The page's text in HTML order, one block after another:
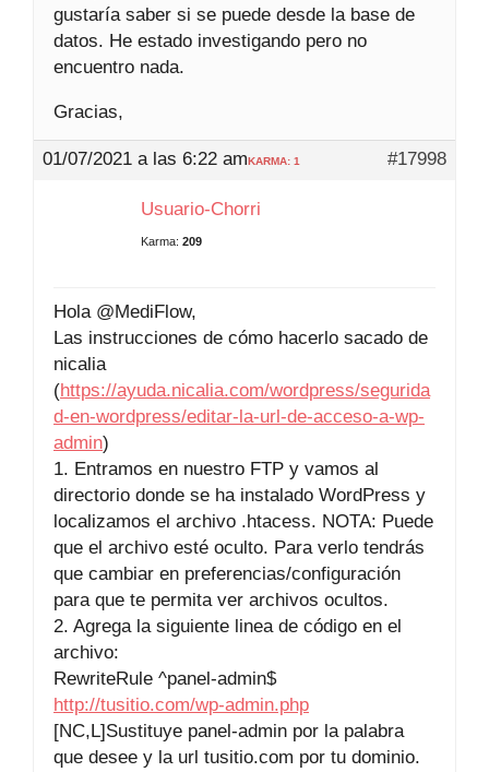
gustaría saber si se puede desde la base de
datos. He estado investigando pero no
encuentro nada.
Gracias,
01/07/2021 a las 6:22 am #17998
KARMA: 1
Usuario-Chorri
Karma: 209
Hola @MediFlow,
Las instrucciones de cómo hacerlo sacado de
nicalia
(https://ayuda.nicalia.com/wordpress/segurida
d-en-wordpress/editar-la-url-de-acceso-a-wp-
admin)
1. Entramos en nuestro FTP y vamos al
directorio donde se ha instalado WordPress y
localizamos el archivo .htacess. NOTA: Puede
que el archivo esté oculto. Para verlo tendrás
que cambiar en preferencias/configuración
para que te permita ver archivos ocultos.
2. Agrega la siguiente linea de código en el
archivo:
RewriteRule ^panel-admin$
http://tusitio.com/wp-admin.php
[NC,L]Sustituye panel-admin por la palabra
que desee y la url tusitio.com por tu dominio.